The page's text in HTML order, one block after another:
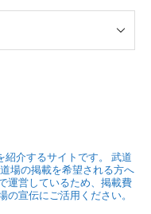
介するサイトです。
武道
場の掲載を希望される方へ
運営しているため、掲載費
の宣伝にご活用ください。